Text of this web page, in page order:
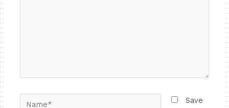
Save